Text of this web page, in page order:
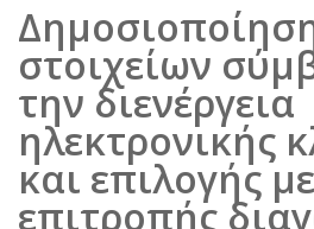
στοιχείων
την διενέργεια
ηλεκτρονικής
και επιλογής
επιτροπής